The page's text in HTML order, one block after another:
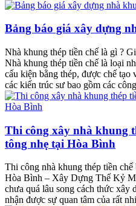
Bảng báo giá xây dựng
Nhà khung thép tiền chế là gì ?
Nhà khung thép tiền chế là loại
cấu kiện bằng thép, được chế tạo
các kiến trúc sư bao gồm các
Thi công xây nhà khung
tông nhẹ tại Hòa Bình
Thi công nhà khung thép tiền chế
Hòa Bình – Xây Dựng Thế Kỷ
chưa quá lâu song cách thức xây
nhận được sự quan tâm của rất